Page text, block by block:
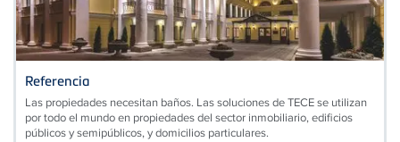
Referencia
Las propiedades necesitan baños. Las soluciones de TECE se utilizan
por todo el mundo en propiedades del sector inmobiliario, edificios
públicos y semipúblicos, y domicilios particulares.